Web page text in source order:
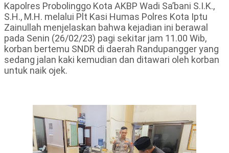
Kapolres Probolinggo Kota AKBP Wadi Sa’bani S.I.K.,
S.H., M.H. melalui Plt Kasi Humas Polres Kota Iptu
Zainullah menjelaskan bahwa kejadian ini berawal
pada Senin (26/02/23) pagi sekitar jam 11.00 Wib,
korban bertemu SNDR di daerah Randupangger yang
sedang jalan kaki kemudian dan ditawari oleh korban
untuk naik ojek.